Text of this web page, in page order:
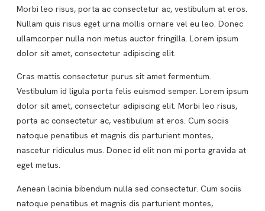
Morbi leo risus, porta ac consectetur ac, vestibulum at eros.
Nullam quis risus eget urna mollis ornare vel eu leo. Donec
ullamcorper nulla non metus auctor fringilla. Lorem ipsum
dolor sit amet, consectetur adipiscing elit.
Cras mattis consectetur purus sit amet fermentum.
Vestibulum id ligula porta felis euismod semper. Lorem ipsum
dolor sit amet, consectetur adipiscing elit. Morbi leo risus,
porta ac consectetur ac, vestibulum at eros. Cum sociis
natoque penatibus et magnis dis parturient montes,
nascetur ridiculus mus. Donec id elit non mi porta gravida at
eget metus.
Aenean lacinia bibendum nulla sed consectetur. Cum sociis
natoque penatibus et magnis dis parturient montes,